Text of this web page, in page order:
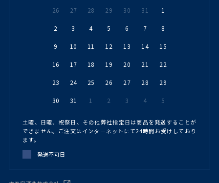
26 27 28 29 30 31 1
2 3 4 5 6 7 8
9 10 11 12 13 14 15
16 17 18 19 20 21 22
23 24 25 26 27 28 29
30 31 1 2 3 4 5
土曜、日曜、祝祭日、その他弊社指定日は商品を発送することが
できません。ご注文はインターネットにて24時間お受けしており
ます。
発送不可日